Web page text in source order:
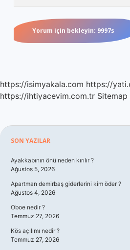
https://isimyakala.com https://
https://ihtiyacevim.com.tr Sitemap
Sidebar
SON YAZILAR
Ayakkabının önü neden kırılır ?
Ağustos 5, 2026
Apartman demirbaş giderlerini kim öder ?
Ağustos 4, 2026
Oboe nedir ?
Temmuz 27, 2026
Kös açılımı nedir ?
Temmuz 27, 2026